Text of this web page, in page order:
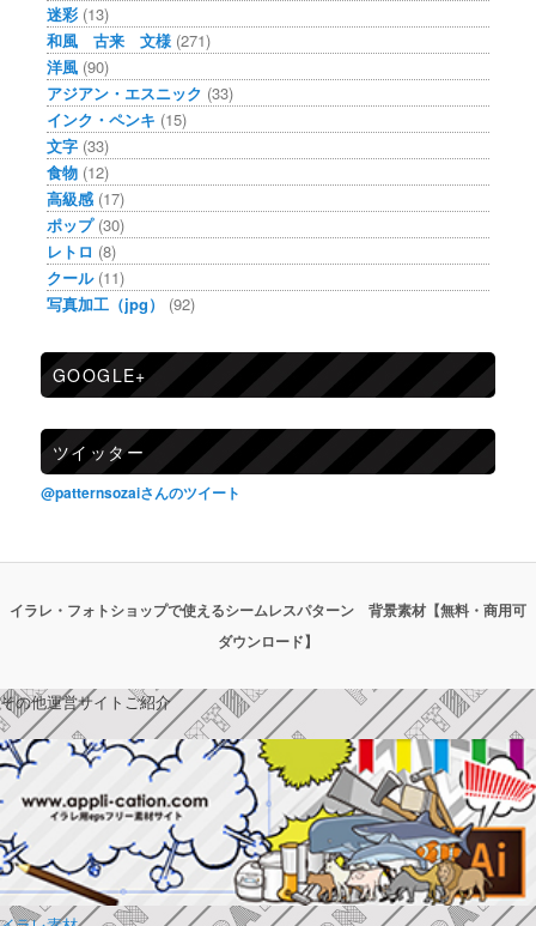
迷彩 (13)
和風 古来 文様 (271)
洋風 (90)
アジアン・エスニック (33)
インク・ペンキ (15)
文字 (33)
食物 (12)
高級感 (17)
ポップ(30)
レトロ (8)
クール(11)
写真加工（jpg）
(92)
GOOGLE+
ツイッター
@patternsozaiさんのツイート
イラレ・フォトショップで使えるシームレスパターン 背景素材【無料・商用可
ダウンロード】
その他運営サイトご紹介